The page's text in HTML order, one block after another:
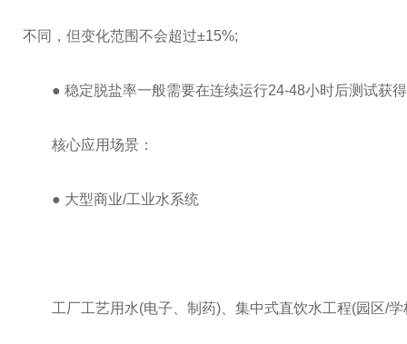
不同，但变化范围不会超过±15%;
● 稳定脱盐率一般需要在连续运行24-48小时后测试获得
核心应用场景​​：
​​● 大型商业/工业水系统​​
工厂工艺用水(电子、制药)、集中式直饮水工程(园区/学